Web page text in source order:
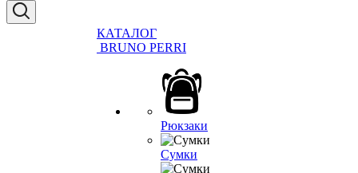
КАТАЛОГ
BRUNO PERRI
Рюкзаки
Сумки